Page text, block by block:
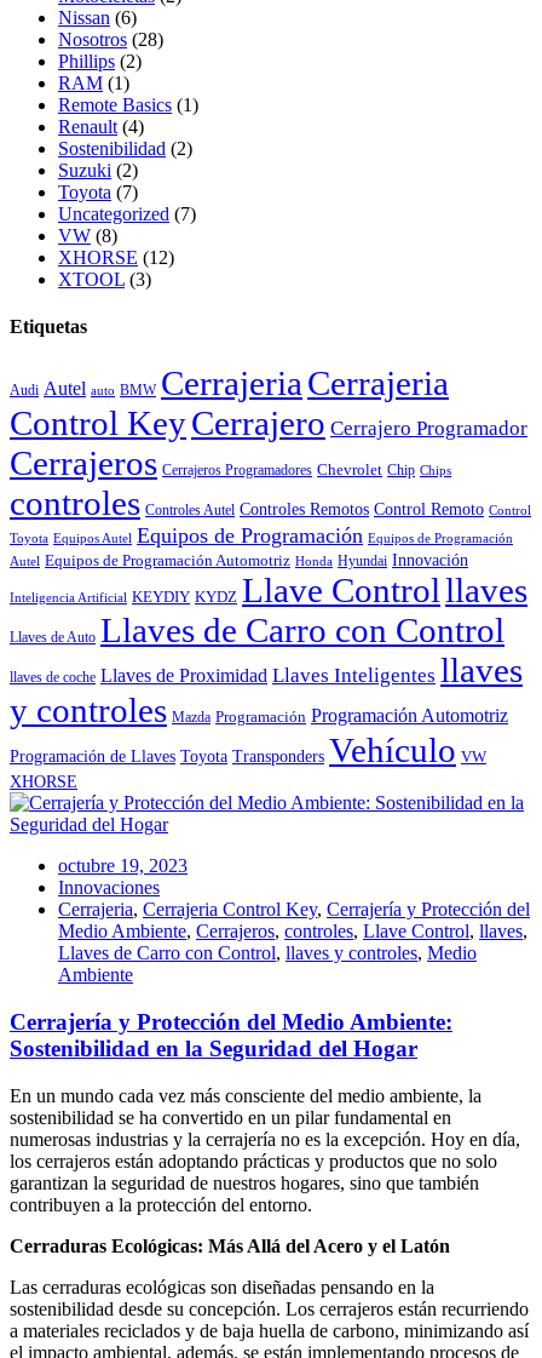
Nissan (6)
Nosotros (28)
Phillips (2)
RAM (1)
Remote Basics (1)
Renault (4)
Sostenibilidad (2)
Suzuki (2)
Toyota (7)
Uncategorized (7)
VW (8)
XHORSE (12)
XTOOL (3)
Etiquetas
Audi Autel auto BMW Cerrajeria Cerrajeria
Control KeyCerrajero Cerrajero Programador
Cerrajeros Cerrajeros Programadores Chevrolet Chip Chips
controles Controles Autel Controles Remotos Control Remoto Control
Toyota Equipos Autel Equipos de Programación Equipos de Programación
Autel Equipos de Programación Automotriz Honda Hyundai Innovación
Inteligencia Artificial KEYDIY KYDZ Llave Controlllaves
Llaves de Auto Llaves de Carro con Control
llaves de coche Llaves de Proximidad Llaves Inteligentes llaves
y controles Mazda Programación Programación Automotriz
Programación de Llaves Toyota Transponders Vehículo VW
XHORSE
octubre 19, 2023
Innovaciones
Cerrajeria, Cerrajeria Control Key, Cerrajería y Protección del
Medio Ambiente, Cerrajeros, controles, Llave Control, llaves,
Llaves de Carro con Control, llaves y controles, Medio
Ambiente
Cerrajería y Protección del Medio Ambiente:
Sostenibilidad en la Seguridad del Hogar
En un mundo cada vez más consciente del medio ambiente, la
sostenibilidad se ha convertido en un pilar fundamental en
numerosas industrias y la cerrajería no es la excepción. Hoy en día,
los cerrajeros están adoptando prácticas y productos que no solo
garantizan la seguridad de nuestros hogares, sino que también
contribuyen a la protección del entorno.
Cerraduras Ecológicas: Más Allá del Acero y el Latón
Las cerraduras ecológicas son diseñadas pensando en la
sostenibilidad desde su concepción. Los cerrajeros están recurriendo
a materiales reciclados y de baja huella de carbono, minimizando así
el impacto ambiental, además, se están implementando procesos de